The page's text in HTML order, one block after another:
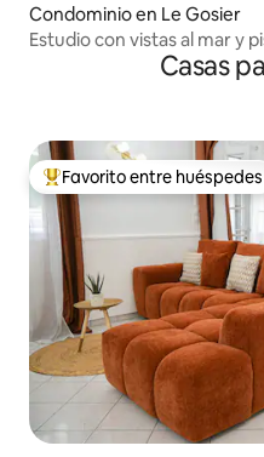
Condominio en Le Gosier
Estudio con vistas al mar y
Casas
De los mejores en Favorito
Favorito entre huéspedes